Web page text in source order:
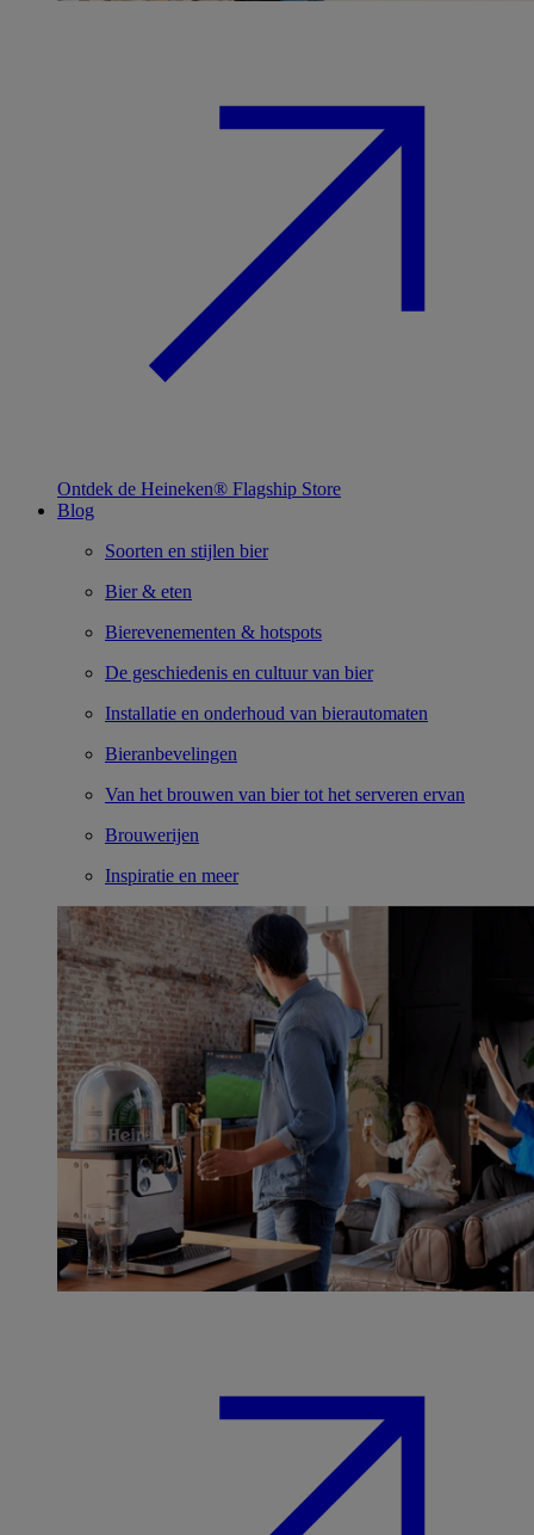
Ontdek de Heineken® Flagship Store
Blog
Soorten en stijlen bier
Bier & eten
Bierevenementen & hotspots
De geschiedenis en cultuur van bier
Installatie en onderhoud van bierautomaten
Bieranbevelingen
Van het brouwen van bier tot het serveren ervan
Brouwerijen
Inspiratie en meer